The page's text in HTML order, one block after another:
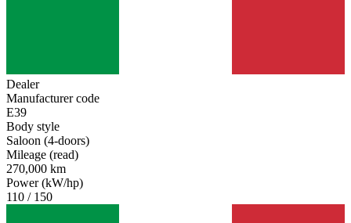
Dealer
Manufacturer code
E39
Body style
Saloon (4-doors)
Mileage (read)
270,000 km
Power (kW/hp)
110 / 150